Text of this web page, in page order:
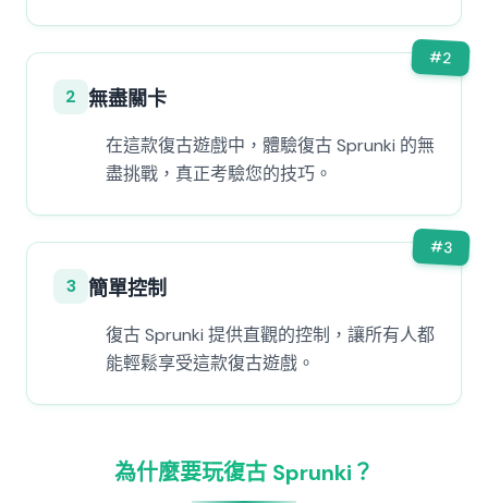
#2
2 無盡關卡
在這款復古遊戲中，體驗復古 Sprunki 的無
盡挑戰，真正考驗您的技巧。
#3
3 簡單控制
復古 Sprunki 提供直觀的控制，讓所有人都
能輕鬆享受這款復古遊戲。
為什麼要玩復古 Sprunki？